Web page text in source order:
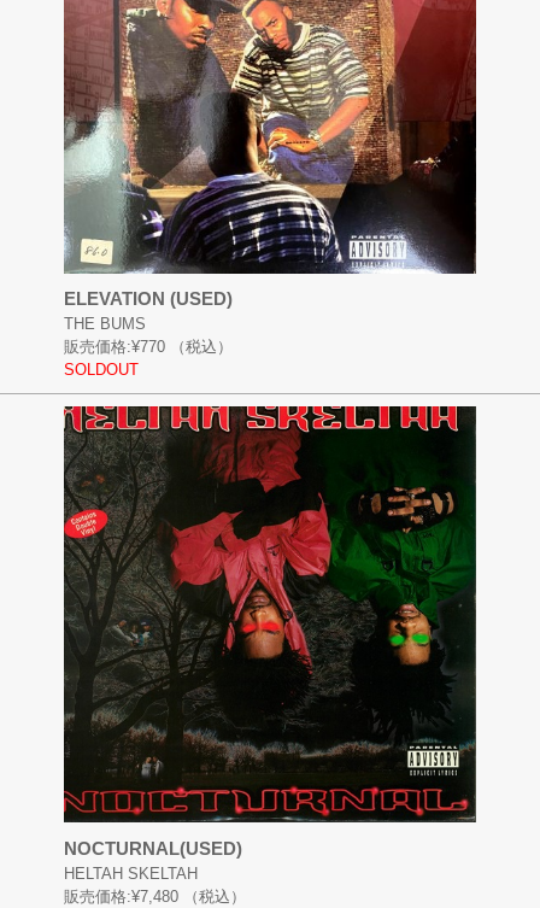
ELEVATION (USED)
THE BUMS
販売価格:¥770
（税込）
SOLDOUT
NOCTURNAL(USED)
HELTAH SKELTAH
販売価格:¥7,480
（税込）